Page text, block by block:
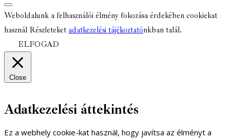
Weboldalunk a felhasználói élmény fokozása érdekében cookiekat
használ Részleteket adatkezelési tájékoztatónkban talál.
ELFOGAD
Close
Adatkezelési áttekintés
Ez a webhely cookie-kat használ, hogy javítsa az élményt a